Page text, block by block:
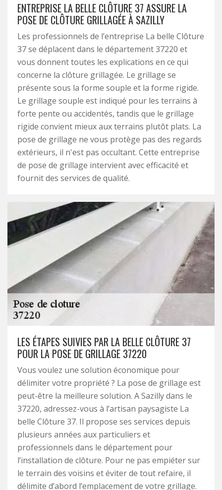
ENTREPRISE LA BELLE CLÔTURE 37 ASSURE LA
POSE DE CLÔTURE GRILLAGÉE À SAZILLY
Les professionnels de l’entreprise La belle Clôture
37 se déplacent dans le département 37220 et
vous donnent toutes les explications en ce qui
concerne la clôture grillagée. Le grillage se
présente sous la forme souple et la forme rigide.
Le grillage souple est indiqué pour les terrains à
forte pente ou accidentés, tandis que le grillage
rigide convient mieux aux terrains plutôt plats. La
pose de grillage ne vous protège pas des regards
extérieurs, il n'est pas occultant. Cette entreprise
de pose de grillage intervient avec efficacité et
fournit des services de qualité.
LES ÉTAPES SUIVIES PAR LA BELLE CLÔTURE 37
POUR LA POSE DE GRILLAGE 37220
Vous voulez une solution économique pour
délimiter votre propriété ? La pose de grillage est
peut-être la meilleure solution. A Sazilly dans le
37220, adressez-vous à l’artisan paysagiste La
belle Clôture 37. Il propose ses services depuis
plusieurs années aux particuliers et
professionnels dans le département pour
l’installation de clôture. Pour ne pas empiéter sur
le terrain des voisins et éviter de tout refaire, il
délimite d’abord l’emplacement de votre grillage.